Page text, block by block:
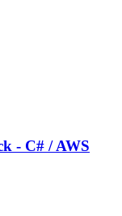
- C# / AWS